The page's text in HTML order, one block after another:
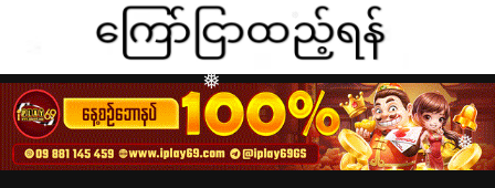
❅
❅
❅